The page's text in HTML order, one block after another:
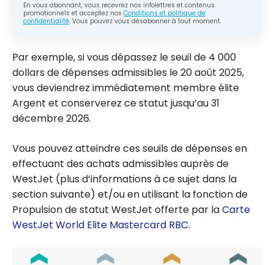
En vous abonnant, vous recevrez nos infolettres et contenus
promotionnels et acceptez nos Conditions et politique de
confidentialité. Vous pouvez vous désabonner à tout moment.
Par exemple, si vous dépassez le seuil de 4 000
dollars de dépenses admissibles le 20 août 2025,
vous deviendrez immédiatement membre élite
Argent et conserverez ce statut jusqu’au 31
décembre 2026.
Vous pouvez atteindre ces seuils de dépenses en
effectuant des achats admissibles auprès de
WestJet (plus d’informations à ce sujet dans la
section suivante) et/ou en utilisant la fonction de
Propulsion de statut WestJet offerte par laCarte
WestJet World Elite Mastercard RBC.